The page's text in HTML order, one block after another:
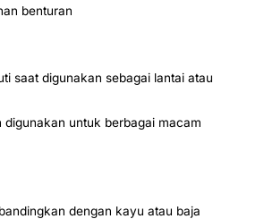
benturan
saat digunakan sebagai lantai atau
digunakan untuk berbagai macam
dengan kayu atau baja